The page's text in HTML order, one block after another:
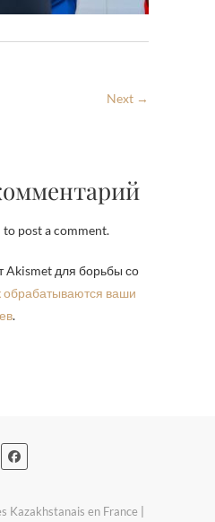
Next →
to post a comment.
Akismet для борьбы со
обрабатываются ваши
.
Kazakhstanais en France